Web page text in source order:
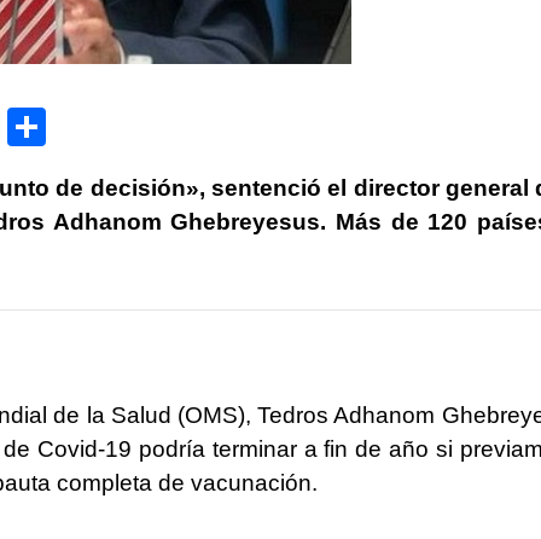
m
p
tir
de decisión», sentenció el director general
Adhanom Ghebreyesus. Más de 120
de la Salud (OMS), Tedros Adhanom
Covid-19 podría terminar a fin de año si
completa de vacunación.